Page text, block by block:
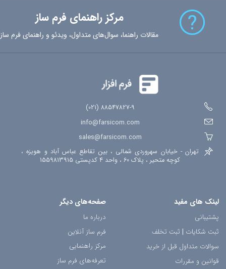
مرکز راهنمای فرم ساز
مقالات راهنما، سوال‌های متداول، ویدئو و راهنمای فرم ساز
88547827-9 (021)
info@farsicom.com
sales@farsicom.com
تهران - خیابان سهروردی شمالی ، بین تقاطع عباس آباد و هویزه ،
کوچه متحیر ، پلاک 60 ، واحد 4 کدپستی 1559813915
لینک های مفید
پشتیبانی
ثبت شکایات | ثبت تخلف
سوالات متداول قبل از خرید
قوانین و مقررات
صفحه‌های دیگر
درباره ما
فرم ساز آنلاین
مرکز راهنمایی
تعرفه‌های فرم ساز